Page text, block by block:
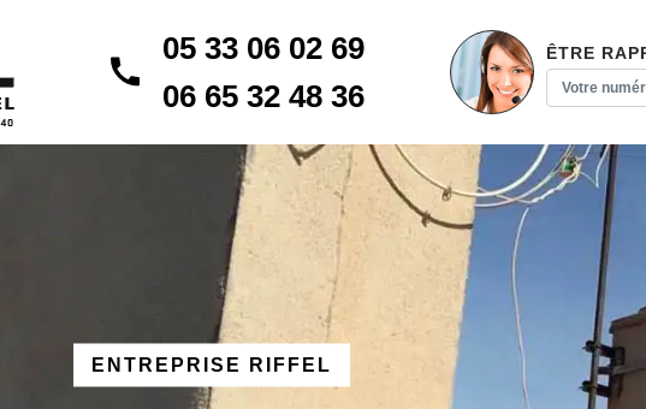
05 33 06 02 69
06 65 32 48 36
ÊTRE
ENTREPRISE RIFFEL